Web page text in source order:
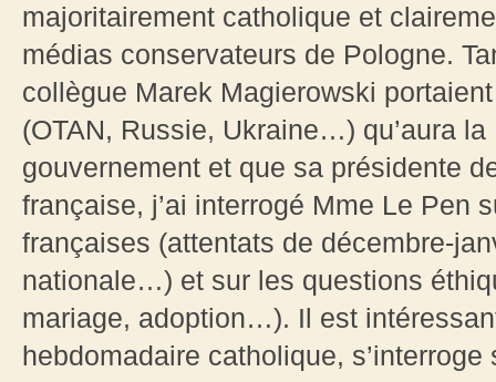
majoritairement catholique et
médias conservateurs de Pologne.
collègue Marek Magierowski
(OTAN, Russie, Ukraine…) qu’aura
gouvernement et que sa présidente
française, j’ai interrogé Mme Le Pen
françaises (attentats de décembre-
nationale…) et sur les questions
mariage, adoption…). Il est
hebdomadaire catholique, s’interroge